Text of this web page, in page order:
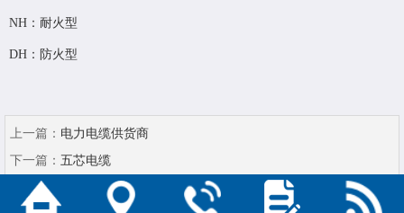
NH：耐火型
DH：防火型
上一篇： 电力电缆供货商
下一篇： 五芯电缆